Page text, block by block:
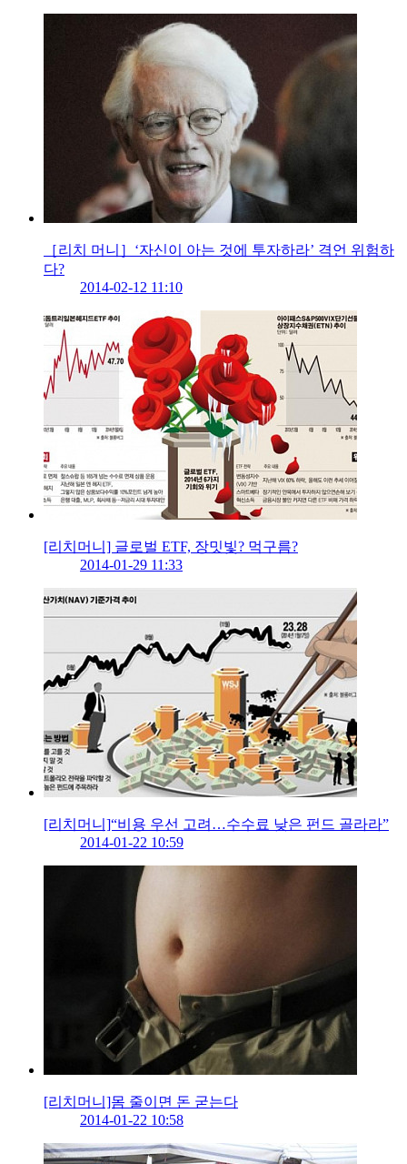
［리치 머니］‘자신이 아는 것에 투자하라’ 격언 위험하
다?
2014-02-12 11:10
[리치머니] 글로벌 ETF, 장밋빛? 먹구름?
2014-01-29 11:33
[리치머니]“비용 우선 고려…수수료 낮은 펀드 골라라”
2014-01-22 10:59
[리치머니]몸 줄이면 돈 굳는다
2014-01-22 10:58